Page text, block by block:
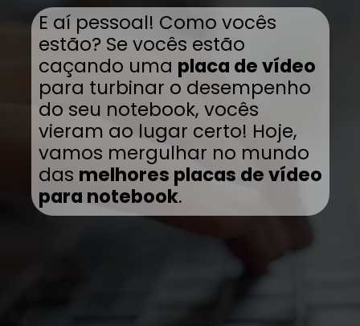
E aí pessoal! Como vocês
estão? Se vocês estão
caçando uma placa de vídeo
para turbinar o desempenho
do seu notebook, vocês
vieram ao lugar certo! Hoje,
vamos mergulhar no mundo
das melhores placas de vídeo
para notebook.